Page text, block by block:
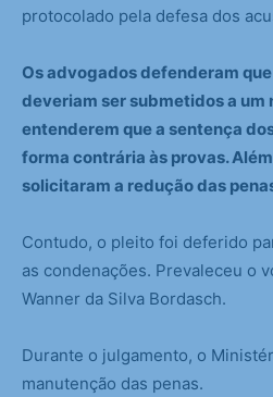
protocolado pela defesa dos
Os advogados defenderam
deveriam ser submetidos a um
entenderem que a sentença
forma contrária às provas.
solicitaram a redução das
Contudo, o pleito foi deferido
as condenações. Prevaleceu o
Wanner da Silva Bordasch.
Durante o julgamento, o
manutenção das penas.